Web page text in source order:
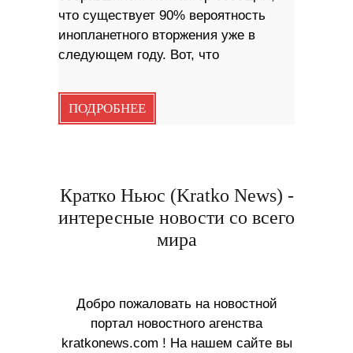
что существует 90% вероятность
инопланетного вторжения уже в
следующем году. Вот, что
ПОДРОБНЕЕ
Кратко Ньюс (Kratko News) -
интересные новости со всего
мира
Добро пожаловать на новостной
портал новостного агенства
kratkonews.com ! На нашем сайте вы